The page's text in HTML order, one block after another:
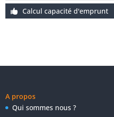
Calcul capacité d'emprunt
A propos
Qui sommes nous ?